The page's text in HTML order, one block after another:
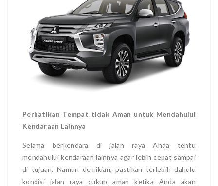
Perhatikan Tempat tidak Aman untuk Mendahului
Kendaraan Lainnya
Selama berkendara di jalan raya Anda tentu
mendahului kendaraan lainnya agar lebih cepat sampai
di tujuan. Namun demikian, pastikan terlebih dahulu
kondisi jalan raya cukup aman ketika Anda akan